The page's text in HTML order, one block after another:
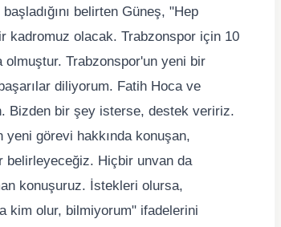
belirten Güneş, "Hep
kadromuz olacak. Trabzonspor için 10
olmuştur. Trabzonspor'un yeni bir
diliyorum. Fatih Hoca ve
Bizden bir şey isterse, destek veririz.
yeni görevi hakkında konuşan,
belirleyeceğiz. Hiçbir unvan da
konuşuruz. İstekleri olursa,
kim olur, bilmiyorum" ifadelerini